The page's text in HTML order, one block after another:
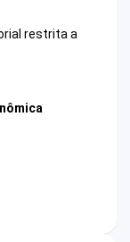
restrita a